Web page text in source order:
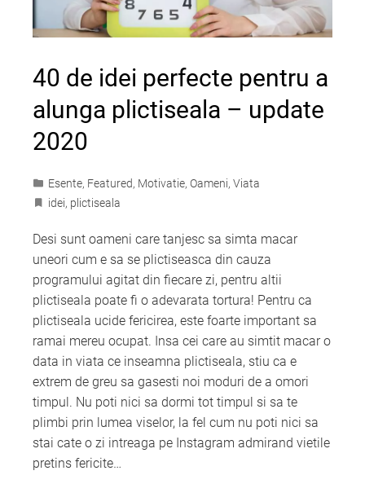
40 de idei perfecte pentru a
alunga plictiseala – update
2020
Esente, Featured, Motivatie, Oameni, Viata
idei, plictiseala
Desi sunt oameni care tanjesc sa simta macar
uneori cum e sa se plictiseasca din cauza
programului agitat din fiecare zi, pentru altii
plictiseala poate fi o adevarata tortura! Pentru ca
plictiseala ucide fericirea, este foarte important sa
ramai mereu ocupat. Insa cei care au simtit macar o
data in viata ce inseamna plictiseala, stiu ca e
extrem de greu sa gasesti noi moduri de a omori
timpul. Nu poti nici sa dormi tot timpul si sa te
plimbi prin lumea viselor, la fel cum nu poti nici sa
stai cate o zi intreaga pe Instagram admirand vietile
pretins fericite…